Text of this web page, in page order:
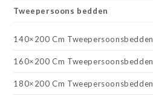
Tweepersoons bedden
140×200 Cm Tweepersoonsbedden
160×200 Cm Tweepersoonsbedden
180×200 Cm Tweepersoonsbedden